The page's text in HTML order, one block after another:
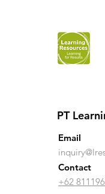
PT
Email
Contact
+62